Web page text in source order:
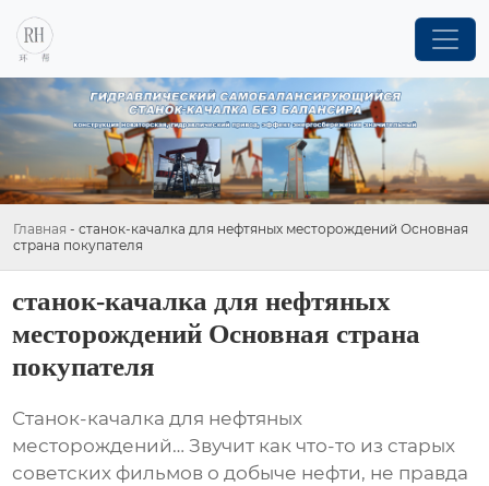
Главная - станок-качалка для нефтяных месторождений Основная
страна покупателя
станок-качалка для нефтяных
месторождений Основная страна
покупателя
Станок-качалка для нефтяных
месторождений… Звучит как что-то из старых
советских фильмов о добыче нефти, не правда